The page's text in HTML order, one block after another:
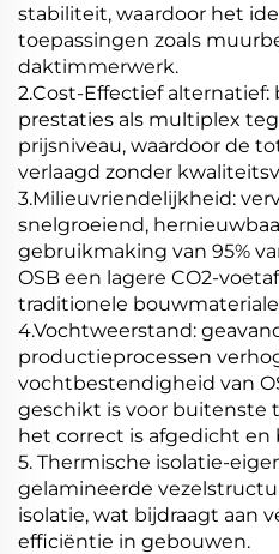
stabiliteit, waardoor het
toepassingen zoals
daktimmerwerk.
2.Cost-Effectief
prestaties als multiplex
prijsniveau, waardoor de
verlaagd zonder
3.Milieuvriendelijkheid:
snelgroeiend,
gebruikmaking van 95%
OSB een lagere CO2-
traditionele
4.Vochtweerstand:
productieprocessen
vochtbestendigheid van
geschikt is voor buitenste
het correct is afgedicht en
5. Thermische isolatie-
gelamineerde
isolatie, wat bijdraagt aan
efficiëntie in gebouwen.